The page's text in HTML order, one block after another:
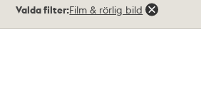
träffar
Valda filter:Film & rörlig bild